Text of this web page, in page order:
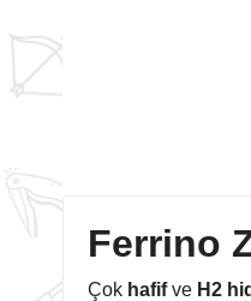
Ferrino
Çok hafifve H2